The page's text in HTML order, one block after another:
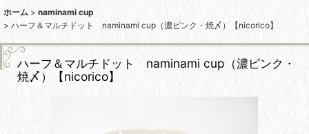
ホーム > naminami cup
> ハーフ＆マルチドット naminami cup（濃ピンク・焼〆）【nicorico】
ハーフ＆マルチドット naminami cup（濃ピンク・
焼〆）【nicorico】